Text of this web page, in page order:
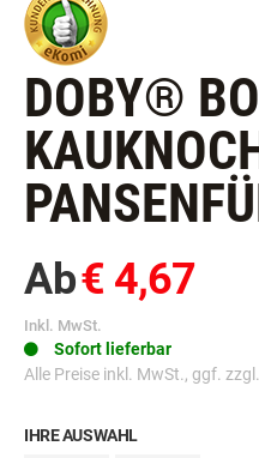
DOBY®
Ab€ 4,67
Inkl. MwSt.
Sofort lieferbar
Alle Preise inkl. MwSt., ggf. zzgl.
IHRE AUSWAHL